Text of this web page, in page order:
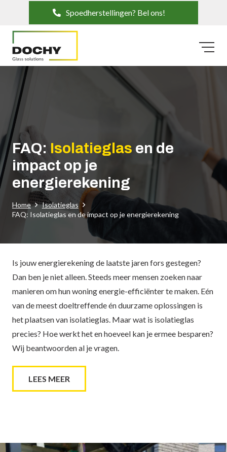
Spoedherstellingen? Bel ons!
FAQ: Isolatieglas en de
impact op je
energierekening
Home
Isolatieglas
FAQ: Isolatieglas en de impact op je energierekening
Is jouw energierekening de laatste jaren fors gestegen?
Dan ben je niet alleen. Steeds meer mensen zoeken naar
manieren om hun woning energie-efficiënter te maken. Eén
van de meest doeltreffende én duurzame oplossingen is
het plaatsen van isolatieglas. Maar wat is isolatieglas
precies? Hoe werkt het en hoeveel kan je ermee besparen?
Wij beantwoorden al je vragen.
LEES MEER